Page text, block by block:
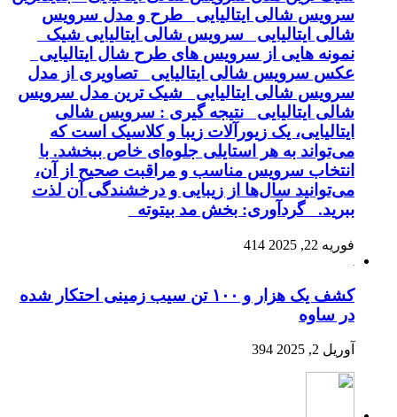
سرویس شالی ایتالیایی طرح و مدل سرویس
شالی ایتالیایی سرویس شالی ایتالیایی شیک
نمونه هایی از سرویس های طرح شال ایتالیایی
عکس سرویس شالی ایتالیایی تصاویری از مدل
سرویس شالی ایتالیایی شیک ترین مدل سرویس
شالی ایتالیایی نتیجه گیری : سرویس شالی
ایتالیایی، یک زیورآلات زیبا و کلاسیک است که
می‌تواند به هر استایلی جلوه‌ای خاص ببخشد. با
انتخاب سرویس مناسب و مراقبت صحیح از آن،
می‌توانید سال‌ها از زیبایی و درخشندگی آن لذت
ببرید. گردآوری: بخش مد بیتوته
فوریه 22, 2025 414
کشف یک هزار و ۱۰۰ تن سیب زمینی احتکار شده
در ساوه
آوریل 2, 2025 394